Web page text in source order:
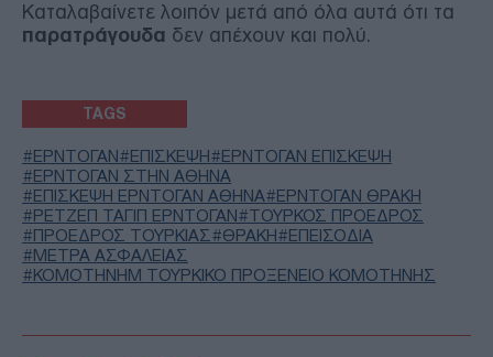
Καταλαβαίνετε λοιπόν μετά από όλα αυτά ότι τα
παρατράγουδα δεν απέχουν και πολύ.
TAGS
ΕΡΝΤΟΓΑΝ ΕΠΙΣΚΕΨΗ
ΕΡΝΤΟΓΑΝ ΕΠΙΣΚΕΨΗ
ΕΡΝΤΟΓΑΝ ΣΤΗΝ ΑΘΗΝΑ
ΕΠΙΣΚΕΨΗ ΕΡΝΤΟΓΑΝ ΑΘΗΝΑ
ΕΡΝΤΟΓΑΝ ΘΡΑΚΗ
ΡΕΤΖΕΠ ΤΑΓΙΠ ΕΡΝΤΟΓΑΝ
ΤΟΥΡΚΟΣ ΠΡΟΕΔΡΟΣ
ΠΡΟΕΔΡΟΣ ΤΟΥΡΚΙΑΣ
ΘΡΑΚΗ
ΕΠΕΙΣΟΔΙΑ
ΜΕΤΡΑ ΑΣΦΑΛΕΙΑΣ
ΚΟΜΟΤΗΝΗΜ ΤΟΥΡΚΙΚΟ ΠΡΟΞΕΝΕΙΟ ΚΟΜΟΤΗΝΗΣ